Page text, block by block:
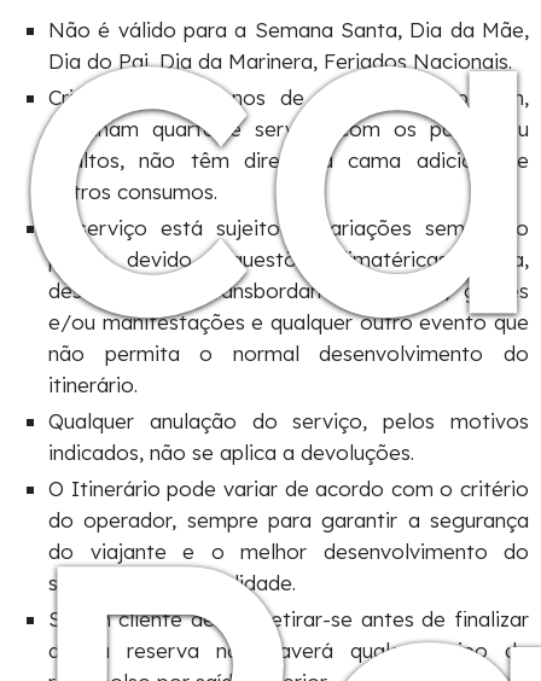
Não é válido para a Semana Santa, Dia da Mãe,
Dia do Pai, Dia da Marinera, Feriados Nacionais.
Crianças com menos de 3 anos não pagam,
partilham quarto e serviço com os pais e/ou
adultos, não têm direito a cama adicional e
outros consumos.
O serviço está sujeito a variações sem aviso
prévio, devido a questões climatéricas (chuva,
deslizamentos, transbordamentos, etc.), greves
e/ou manifestações e qualquer outro evento que
não permita o normal desenvolvimento do
itinerário.
Qualquer anulação do serviço, pelos motivos
indicados, não se aplica a devoluções.
O Itinerário pode variar de acordo com o critério
do operador, sempre para garantir a segurança
do viajante e o melhor desenvolvimento do
serviço na sua totalidade.
Se um cliente decidir retirar-se antes de finalizar
a sua reserva não haverá qualquer tipo de